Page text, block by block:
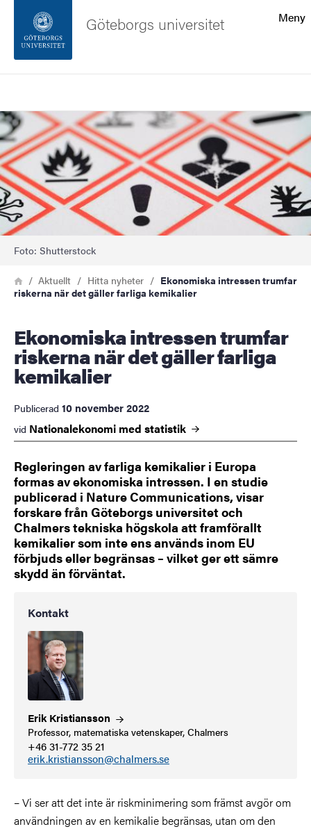
Sidfoten
Om webbplatsen
Meny
Göteborgs universitet
Bild
Foto: Shutterstock
Länkstig
HemAktuellt Hitta nyheter
Ekonomiska intressen trumfar
riskerna när det gäller farliga kemikalier
Ekonomiska intressen trumfar
riskerna när det gäller farliga
kemikalier
Publicerad 10 november 2022
vid Nationalekonomi med statistik
Regleringen av farliga kemikalier i Europa
formas av ekonomiska intressen. I en studie
publicerad i Nature Communications, visar
forskare från Göteborgs universitet och
Chalmers tekniska högskola att framförallt
kemikalier som inte ens används inom EU
förbjuds eller begränsas – vilket ger ett sämre
skydd än förväntat.
Kontakt
Erik Kristiansson
Professor, matematiska vetenskaper, Chalmers
+46 31-772 35 21
erik.kristiansson@chalmers.se
– Vi ser att det inte är riskminimering som främst avgör om
användningen av en kemikalie begränsas, utan om den